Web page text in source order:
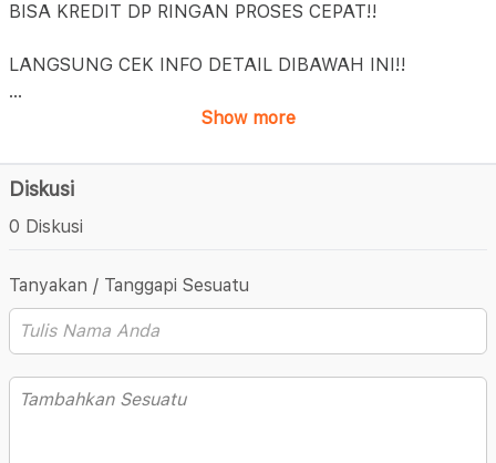
BISA KREDIT DP RINGAN PROSES CEPAT!!
LANGSUNG CEK INFO DETAIL DIBAWAH INI!!
...
Show more
Diskusi
0 Diskusi
Tanyakan / Tanggapi Sesuatu